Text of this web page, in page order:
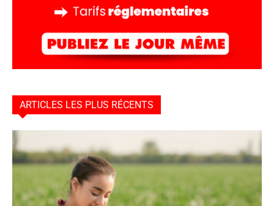
ARTICLES LES PLUS RÉCENTS